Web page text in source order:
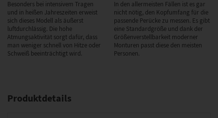
Besonders bei intensivem Tragen
und in heißen Jahreszeiten erweist
sich dieses Modell als äußerst
luftdurchlässig. Die hohe
Atmungsaktivität sorgt dafür, dass
man weniger schnell von Hitze oder
Schweiß beeinträchtigt wird.
In den allermeisten Fällen ist es gar
nicht nötig, den Kopfumfang für die
passende Perücke zu messen. Es gibt
eine Standardgröße und dank der
Größenverstellbarkeit moderner
Monturen passt diese den meisten
Personen.
Produktdetails